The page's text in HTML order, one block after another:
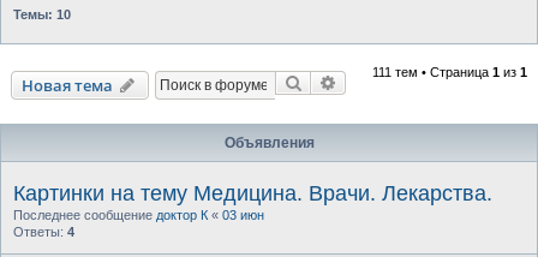
Темы: 10
Новая тема Поиск Расширенный поиск
111 тем • Страница 1 из 1
Объявления
Картинки на тему Медицина. Врачи. Лекарства.
Последнее сообщение доктор К « 03 июн
Ответы: 4